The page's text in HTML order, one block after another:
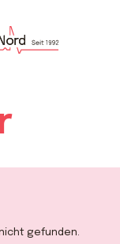
gefunden.